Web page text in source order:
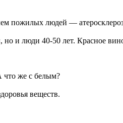
пожилых людей —
и люди 40-50 лет. Красное
что же с белым?
веществ.